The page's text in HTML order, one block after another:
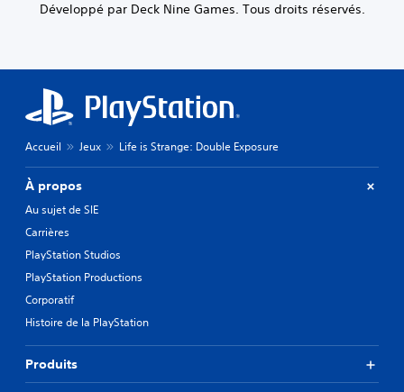
Développé par Deck Nine Games. Tous droits réservés.
Accueil Jeux Life is Strange: Double Exposure
À propos
Au sujet de SIE
Carrières
PlayStation Studios
PlayStation Productions
Corporatif
Histoire de la PlayStation
Produits